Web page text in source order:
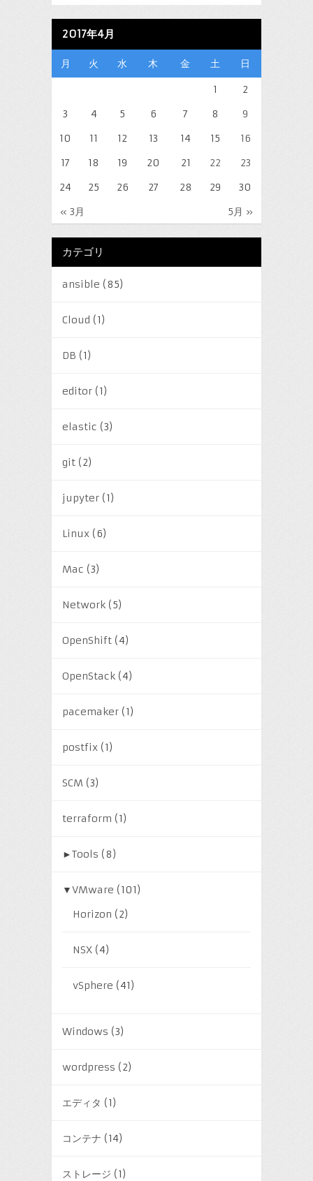
2017年4月
月 火 水 木 金 土 日
« 3月 5月 »
1
2
3
4 5 6 7 8
9
10
11 12 13 14 15
16
17
18 19 20 21 22
23
24
25 26 27 28 29 30
カテゴリ
ansible (85)
Cloud (1)
DB (1)
editor(1)
elastic (3)
git(2)
jupyter(1)
Linux (6)
Mac (3)
Network(5)
OpenShift(4)
OpenStack(4)
pacemaker(1)
postfix (1)
SCM (3)
terraform (1)
►Tools (8)
▼VMware (101)
Horizon (2)
NSX(4)
vSphere (41)
Windows (3)
wordpress (2)
エディタ (1)
コンテナ (14)
ストレージ (1)